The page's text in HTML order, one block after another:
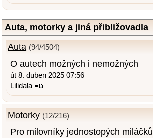
Auta, motorky a jiná přibližovadla
Auta (94/4504)
O autech možných i nemožných
út 8. duben 2025 07:56
Lilidala
Motorky (12/216)
Pro milovníky jednostopých miláčků